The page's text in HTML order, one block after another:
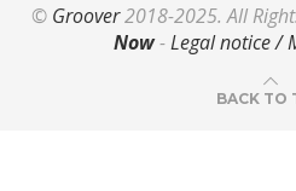
© Groover2018-2025. All
Now-Legal notice /
BACK TO